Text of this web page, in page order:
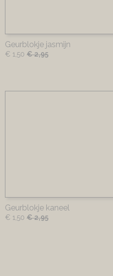
Geurblokje jasmijn
€ 1,50 € 2,95
Geurblokje kaneel
€ 1,50 € 2,95